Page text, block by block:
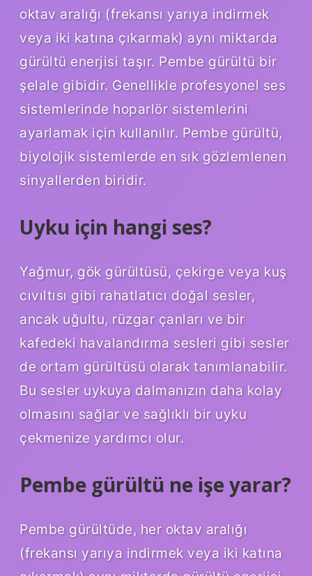
oktav aralığı (frekansı yarıya indirmek
veya iki katına çıkarmak) aynı miktarda
gürültü enerjisi taşır. Pembe gürültü bir
şelale gibidir. Genellikle profesyonel ses
sistemlerinde hoparlör sistemlerini
ayarlamak için kullanılır. Pembe gürültü,
biyolojik sistemlerde en sık gözlemlenen
sinyallerden biridir.
Uyku için hangi ses?
Yağmur, gök gürültüsü, çekirge veya kuş
cıvıltısı gibi rahatlatıcı doğal sesler,
ancak uğultu, rüzgar çanları ve bir
kafedeki havalandırma sesleri gibi sesler
de ortam gürültüsü olarak tanımlanabilir.
Bu sesler uykuya dalmanızın daha kolay
olmasını sağlar ve sağlıklı bir uyku
çekmenize yardımcı olur.
Pembe gürültü ne işe yarar?
Pembe gürültüde, her oktav aralığı
(frekansı yarıya indirmek veya iki katına